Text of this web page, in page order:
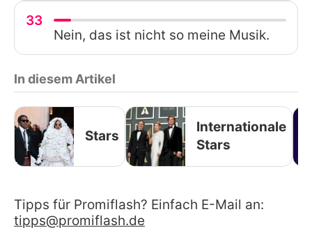
33
Nein, das ist nicht so meine Musik.
In diesem Artikel
Stars
Internationale
Stars
Tipps für Promiflash? Einfach E-Mail an:
tipps@promiflash.de